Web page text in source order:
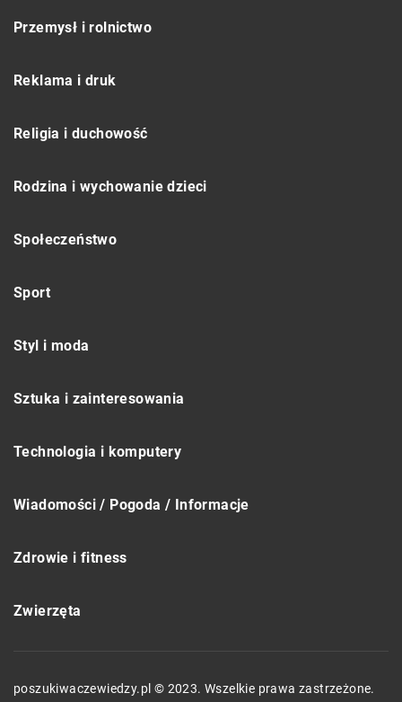
Przemysł i rolnictwo
Reklama i druk
Religia i duchowość
Rodzina i wychowanie dzieci
Społeczeństwo
Sport
Styl i moda
Sztuka i zainteresowania
Technologia i komputery
Wiadomości / Pogoda / Informacje
Zdrowie i fitness
Zwierzęta
poszukiwaczewiedzy.pl © 2023. Wszelkie prawa zastrzeżone.